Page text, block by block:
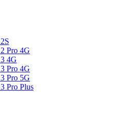
Pro 4G
4G
Pro 4G
Pro 5G
Pro Plus